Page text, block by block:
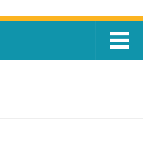
OUVIDORIA
CONTATO